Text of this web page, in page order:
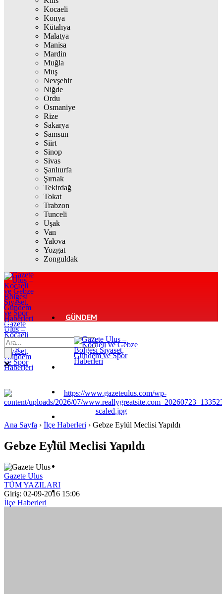
Kocaeli
Konya
Kütahya
Malatya
Manisa
Mardin
Muğla
Muş
Nevşehir
Niğde
Ordu
Osmaniye
Rize
Sakarya
Samsun
Siirt
Sinop
Sivas
Şanlıurfa
Şırnak
Tekirdağ
Tokat
Trabzon
Tunceli
Uşak
Van
Yalova
Yozgat
Zonguldak
Gazete
Ulus –
Kocaeli
ve Gebze
Bölgesi
Siyaset,
Gündem
ve Spor
Haberleri
GÜNDEM
EKONOMI
POLITIKA
DÜNYA
MAGAZIN
TEKNOLOJI
Ana Sayfa › İlçe Haberleri › Gebze Eylül Meclisi Yapıldı
Gebze Eylül Meclisi Yapıldı
Gazete Ulus
TÜM YAZILARI
Giriş: 02-09-2016 15:06
İlçe Haberleri